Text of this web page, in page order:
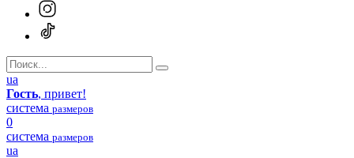
ua
Гость, привет!
система размеров
0
система размеров
ua